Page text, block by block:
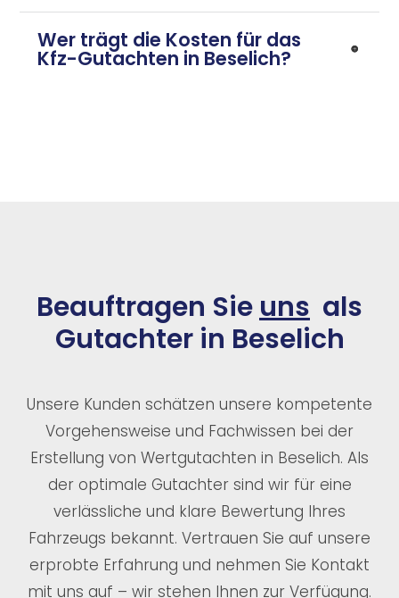
Wer trägt die Kosten für das
Kfz-Gutachten in Beselich?
Beauftragen Sie uns als
Gutachter in Beselich
Unsere Kunden schätzen unsere kompetente
Vorgehensweise und Fachwissen bei der
Erstellung von Wertgutachten in Beselich. Als
der optimale Gutachter sind wir für eine
verlässliche und klare Bewertung Ihres
Fahrzeugs bekannt. Vertrauen Sie auf unsere
erprobte Erfahrung und nehmen Sie Kontakt
mit uns auf – wir stehen Ihnen zur Verfügung.